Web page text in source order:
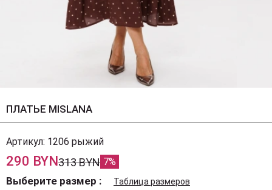
ПЛАТЬЕ MISLANA
Артикул: 1206 рыжий
290 BYN313 BYN 7%
Выберите размер Таблица размеров